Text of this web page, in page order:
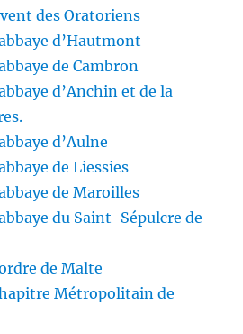
des Oratoriens
d’Hautmont
de Cambron
d’Anchin et de la
d’Aulne
de Liessies
de Maroilles
du Saint-Sépulcre de
de Malte
Métropolitain de